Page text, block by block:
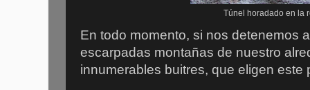
Túnel horadado en la
En todo momento, si nos detenemos
escarpadas montañas de nuestro
innumerables buitres, que eligen